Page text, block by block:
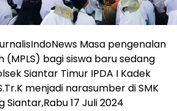
Masa pengenalan
(MPLS) bagi siswa baru sedang
Siantar Timur IPDA I Kadek
menjadi narasumber di SMK
Siantar,Rabu 17 Juli 2024